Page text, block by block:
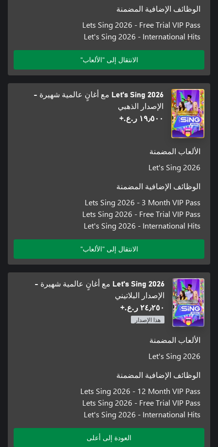
الوظائف الإضافية المضمنة
Lets Sing 2026 - Free Trial VIP Pass
Let's Sing 2026 - International Hits
الانتقال إلى "الألعاب"
Let's Sing 2026 مع أغانٍ عالمية شهيرة -
الإصدار الذهبي
١٩٫٥٠٠ ر.ع.‏+
الألعاب المضمنة
Let's Sing 2026
الوظائف الإضافية المضمنة
Lets Sing 2026 - 3 Month VIP Pass
Lets Sing 2026 - Free Trial VIP Pass
Let's Sing 2026 - International Hits
الانتقال إلى "الألعاب"
Let's Sing 2026 مع أغانٍ عالمية شهيرة -
الإصدار البلاتيني
٢٤٫٢٥٠ ر.ع.‏+
هذا الإصدار
الألعاب المضمنة
Let's Sing 2026
الوظائف الإضافية المضمنة
Lets Sing 2026 - 12 Month VIP Pass
Lets Sing 2026 - Free Trial VIP Pass
Let's Sing 2026 - International Hits
العودة إلى أعلى